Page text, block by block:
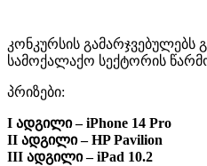
კონკურსის გამარჯვებულებს
სამოქალაქო სექტორის
პრიზები:
I ადგილი – iPhone 14 Pro
II ადგილი – HP Pavilion
III ადგილი – iPad 10.2